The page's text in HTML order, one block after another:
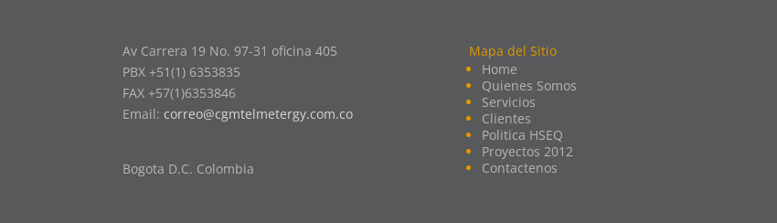
Av Carrera 19 No. 97-31 oficina 405
PBX +51(1) 6353835
FAX +57(1)6353846
Email: correo@cgmtelmetergy.com.co
Bogota D.C. Colombia
Mapa del Sitio
Home
Quienes Somos
Servicios
Clientes
Politica HSEQ
Proyectos 2012
Contactenos